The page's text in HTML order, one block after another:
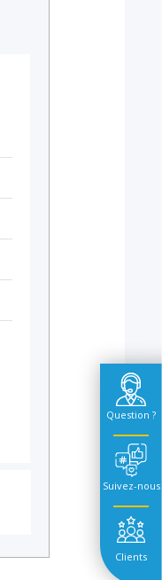
Question ?
Suivez-nous
Clients